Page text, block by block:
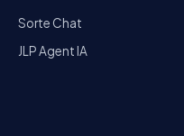
Sorte Chat
JLP Agent IA